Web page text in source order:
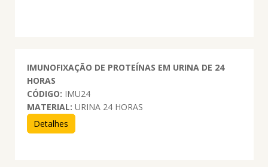
IMUNOFIXAÇÃO DE PROTEÍNAS EM URINA DE 24
HORAS
CÓDIGO: IMU24
MATERIAL: URINA 24 HORAS
Detalhes